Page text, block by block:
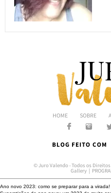
HOME SOBRE
BLOG FEITO COM
© Juro Valendo - Todos os Direitos
Gallery |
Ano novo 2023: como se preparar para a virada!